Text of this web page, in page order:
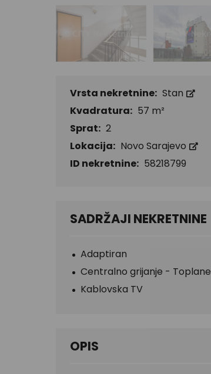
Vrsta nekretnine: Stan
Kvadratura: 57 m²
Sprat: 2
Lokacija: Novo Sarajevo
ID nekretnine: 58218799
SADRŽAJI NEKRETNINE
Adaptiran
Centralno grijanje - Toplane
Kablovska TV
OPIS